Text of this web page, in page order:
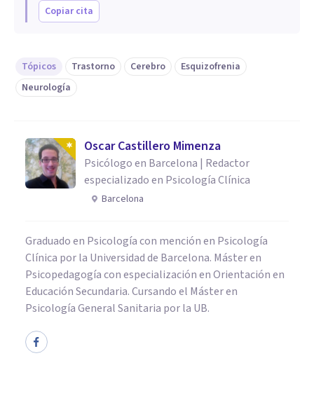
Copiar cita
Tópicos Trastorno Cerebro
Esquizofrenia
Neurología
Oscar Castillero Mimenza
Psicólogo en Barcelona | Redactor
especializado en Psicología Clínica
Barcelona
Graduado en Psicología con mención en Psicología
Clínica por la Universidad de Barcelona. Máster en
Psicopedagogía con especialización en Orientación en
Educación Secundaria. Cursando el Máster en
Psicología General Sanitaria por la UB.